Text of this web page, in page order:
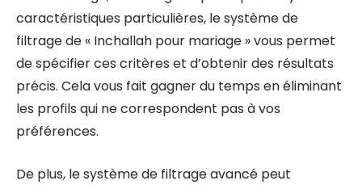
caractéristiques particulières, le système de
filtrage de « Inchallah pour mariage » vous permet
de spécifier ces critères et d’obtenir des résultats
précis. Cela vous fait gagner du temps en éliminant
les profils qui ne correspondent pas à vos
préférences.
De plus, le système de filtrage avancé peut